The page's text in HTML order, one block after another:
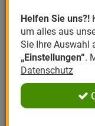
Themenwelt
Ratgeber
Angebote
Helfen Sie uns?!
um alles aus
Sie Ihre Auswahl
„Einstellungen“.
Datenschutz